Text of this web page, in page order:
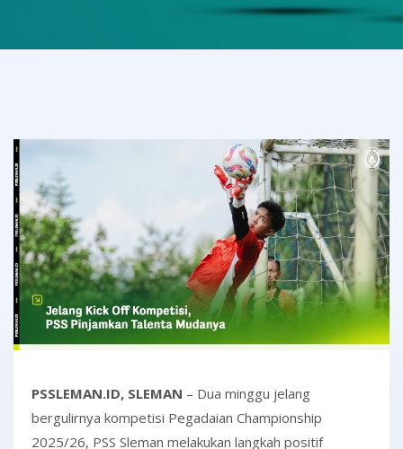
PSSLEMAN.ID, SLEMAN – Dua minggu jelang
bergulirnya kompetisi Pegadaian Championship
2025/26, PSS Sleman melakukan langkah positif